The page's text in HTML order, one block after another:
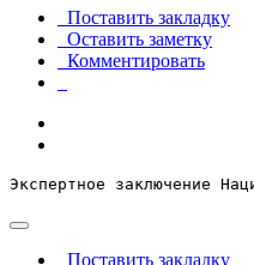
Поставить закладку
Оставить заметку
Комментировать
Экспертное заключение
Поставить закладку